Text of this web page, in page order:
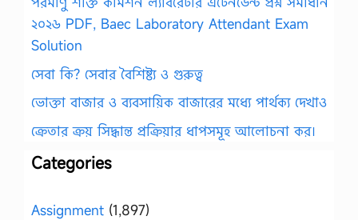
২০২৬ PDF, Baec Laboratory Attendant Exam
Solution
সেবা কি? সেবার বৈশিষ্ট্য ও গুরুত্ব
ভোক্তা বাজার ও ব্যবসায়িক বাজারের মধ্যে পার্থক্য দেখাও
ক্রেতার ক্রয় সিদ্ধান্ত প্রক্রিয়ার ধাপসমূহ আলোচনা কর।
Categories
Assignment (1,897)